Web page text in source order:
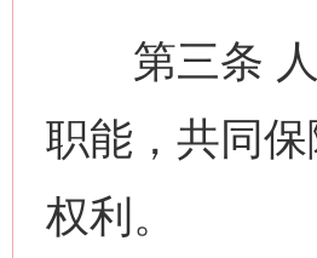
第三条 人
职能，共同
权利。